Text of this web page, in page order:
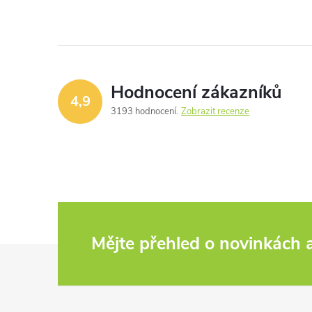
4,9 Hodnocení zákazníků
3193 hodnocení Zobrazit recenze
Mějte přehled o novinkách